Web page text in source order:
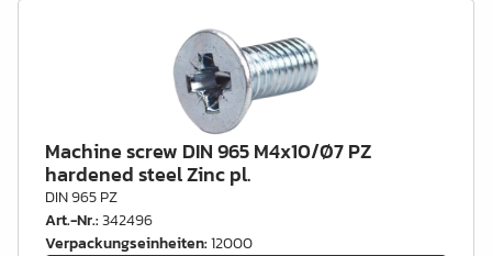
Machine screw DIN 965 M4x10/Ø7 PZ
hardened steel Zinc pl.
DIN 965 PZ
Art.-Nr.:342496
Verpackungseinheiten:12000